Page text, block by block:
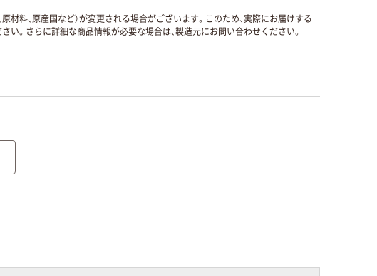
材料、原産国など）が変更される場合がございます。このため、実際にお届けする
。さらに詳細な商品情報が必要な場合は、製造元にお問い合わせください。